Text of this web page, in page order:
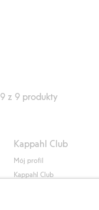
9 z 9 produkty
Kappahl Club
Mój profil
Kappahl Club